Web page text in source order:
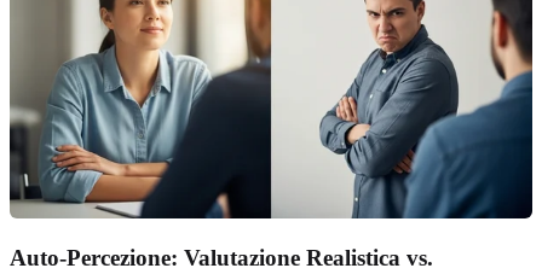
Auto-Percezione: Valutazione Realistica vs.